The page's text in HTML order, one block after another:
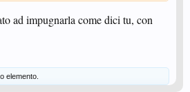
che si vuol conseguire.
personalizzate,ma la differenza si nota
precisione, nonché della solidità
ad impugnarla come dici tu, con
elemento.